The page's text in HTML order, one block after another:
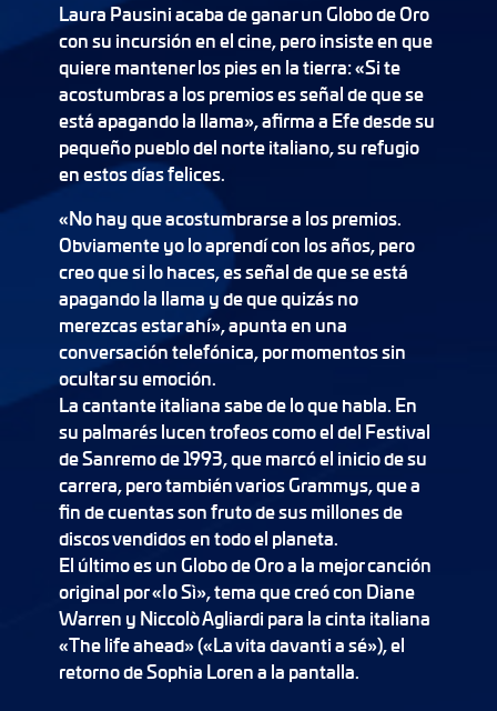
Laura Pausini acaba de ganar un Globo de Oro
con su incursión en el cine, pero insiste en que
quiere mantener los pies en la tierra: «Si te
acostumbras a los premios es señal de que se
está apagando la llama», afirma a Efe desde su
pequeño pueblo del norte italiano, su refugio
en estos días felices.
«No hay que acostumbrarse a los premios.
Obviamente yo lo aprendí con los años, pero
creo que si lo haces, es señal de que se está
apagando la llama y de que quizás no
merezcas estar ahí», apunta en una
conversación telefónica, por momentos sin
ocultar su emoción.
La cantante italiana sabe de lo que habla. En
su palmarés lucen trofeos como el del Festival
de Sanremo de 1993, que marcó el inicio de su
carrera, pero también varios Grammys, que a
fin de cuentas son fruto de sus millones de
discos vendidos en todo el planeta.
El último es un Globo de Oro a la mejor canción
original por «Io Sì», tema que creó con Diane
Warren y Niccolò Agliardi para la cinta italiana
«The life ahead» («La vita davanti a sé»), el
retorno de Sophia Loren a la pantalla.